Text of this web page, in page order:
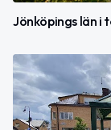
Jönköpings län i